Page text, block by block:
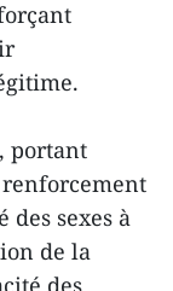
portant
sexes à
de la